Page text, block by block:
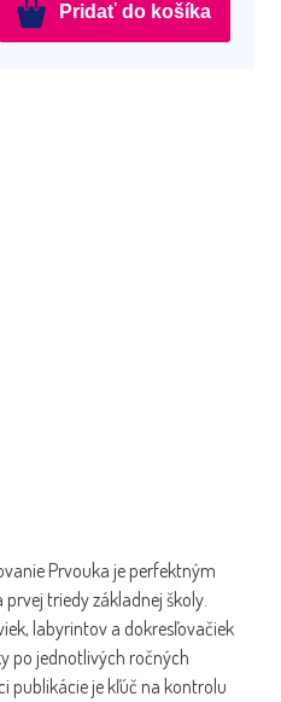
Pridať do košíka
Prvouka je perfektným
triedy základnej školy.
labyrintov a dokresľovačiek
po jednotlivých ročných
publikácie je kľúč na kontrolu